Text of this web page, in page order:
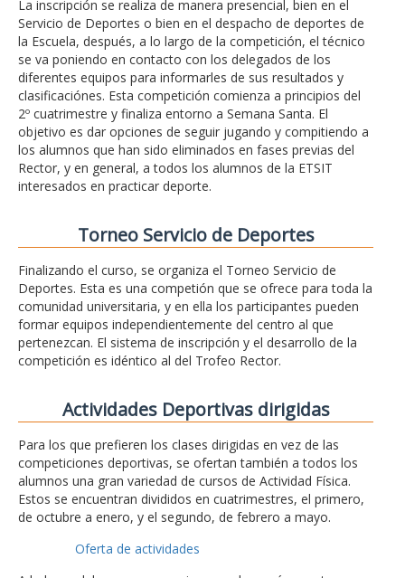
La inscripción se realiza de manera presencial, bien en el
Servicio de Deportes o bien en el despacho de deportes de
la Escuela, después, a lo largo de la competición, el técnico
se va poniendo en contacto con los delegados de los
diferentes equipos para informarles de sus resultados y
clasificaciónes. Esta competición comienza a principios del
2º cuatrimestre y finaliza entorno a Semana Santa. El
objetivo es dar opciones de seguir jugando y compitiendo a
los alumnos que han sido eliminados en fases previas del
Rector, y en general, a todos los alumnos de la ETSIT
interesados en practicar deporte.
Torneo Servicio de Deportes
Finalizando el curso, se organiza el Torneo Servicio de
Deportes. Esta es una competión que se ofrece para toda la
comunidad universitaria, y en ella los participantes pueden
formar equipos independientemente del centro al que
pertenezcan. El sistema de inscripción y el desarrollo de la
competición es idéntico al del Trofeo Rector.
Actividades Deportivas dirigidas
Para los que prefieren los clases dirigidas en vez de las
competiciones deportivas, se ofertan también a todos los
alumnos una gran variedad de cursos de Actividad Física.
Estos se encuentran divididos en cuatrimestres, el primero,
de octubre a enero, y el segundo, de febrero a mayo.
Oferta de actividades